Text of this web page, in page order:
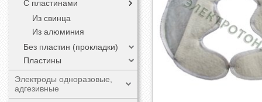
С пластинами
Из свинца
Из алюминия
Без пластин (прокладки)
Пластины
Электроды одноразовые,
адгезивные